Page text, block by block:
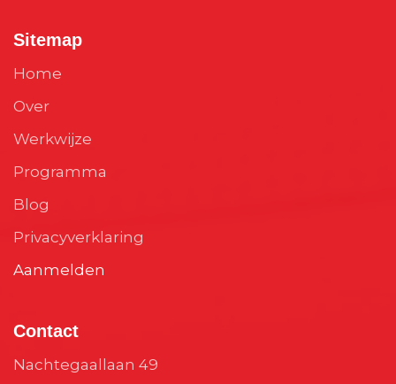
Sitemap
Home
Over
Werkwijze
Programma
Blog
Privacyverklaring
Aanmelden
Contact
Nachtegaallaan 49